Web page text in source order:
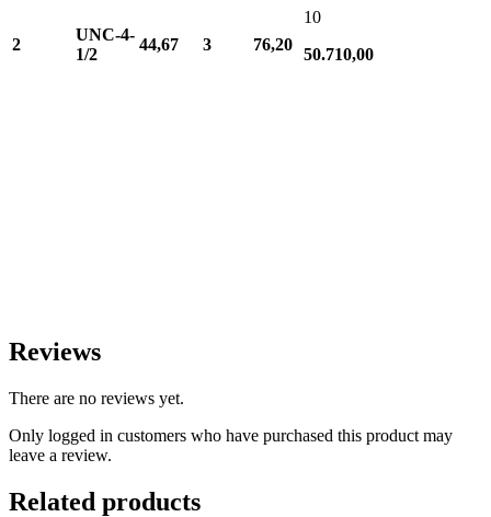
2
UNC-4-
1/2
44,67 3 76,20
10
50.710,00
Reviews
There are no reviews yet.
Only logged in customers who have purchased this product may
leave a review.
Related products